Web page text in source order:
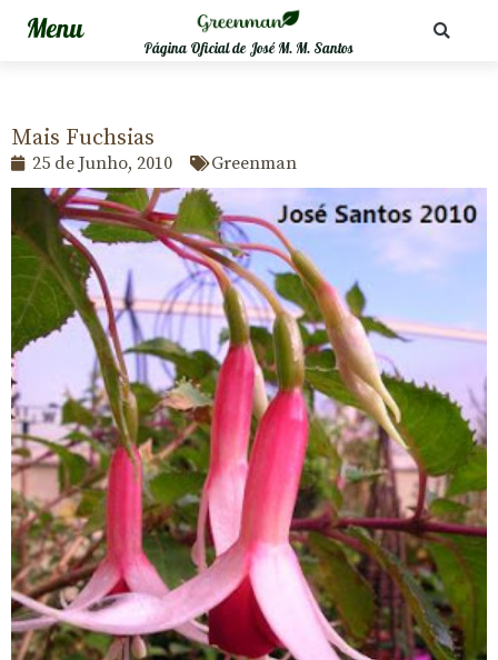
Página Oficial de José M. M. Santos
Mais Fuchsias
25 de Junho, 2010 Greenman